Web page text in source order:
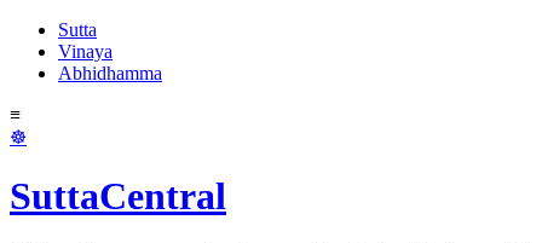
Sutta
Vinaya
Abhidhamma
≡
☸
SuttaCentral